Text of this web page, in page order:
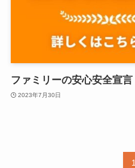
ファミリーの安心安全宣言
2023年7月30日
1